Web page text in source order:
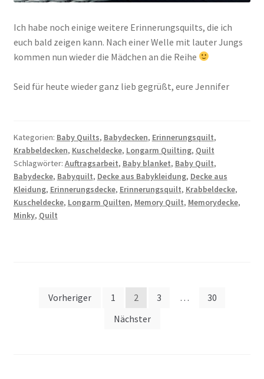
Ich habe noch einige weitere Erinnerungsquilts, die ich
euch bald zeigen kann. Nach einer Welle mit lauter Jungs
kommen nun wieder die Mädchen an die Reihe
Seid für heute wieder ganz lieb gegrüßt, eure Jennifer
Kategorien: Baby Quilts, Babydecken, Erinnerungsquilt,
Krabbeldecken, Kuscheldecke, Longarm Quilting, Quilt
Schlagwörter: Auftragsarbeit, Baby blanket, Baby Quilt,
Babydecke, Babyquilt, Decke aus Babykleidung, Decke aus
Kleidung, Erinnerungsdecke, Erinnerungsquilt, Krabbeldecke,
Kuscheldecke, Longarm Quilten, Memory Quilt, Memorydecke,
Minky, Quilt
Seitennummerierung
Vorheriger 1 2 3 …
30
Nächster